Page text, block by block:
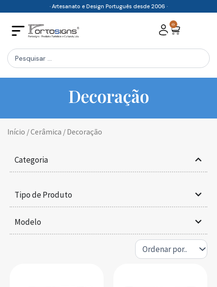
content
· Artesanato e Design Português desde 2006 ·
0
Cart
Search
...
Decoração
Início /Cerâmica / Decoração
Categoria
Tipo de Produto
Modelo